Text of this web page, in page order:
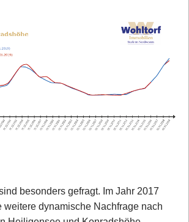
besonders gefragt. Im Jahr 2017
weitere dynamische Nachfrage nach